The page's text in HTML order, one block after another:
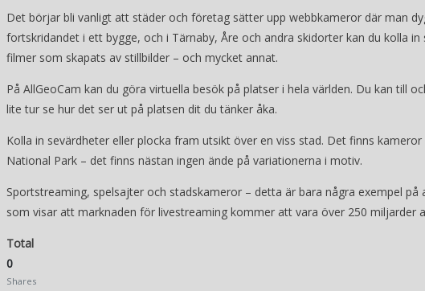
Det börjar bli vanligt att städer och företag sätter upp webbkameror där man
fortskridandet i ett bygge, och i Tärnaby, Åre och andra skidorter kan du kolla
filmer som skapats av stillbilder – och mycket annat.
På AllGeoCam kan du göra virtuella besök på platser i hela världen. Du kan till
lite tur se hur det ser ut på platsen dit du tänker åka.
Kolla in sevärdheter eller plocka fram utsikt över en viss stad. Det finns
National Park – det finns nästan ingen ände på variationerna i motiv.
Sportstreaming, spelsajter och stadskameror – detta är bara några exempel
som visar att marknaden för livestreaming kommer att vara över 250 miljarder
Total
0
Shares